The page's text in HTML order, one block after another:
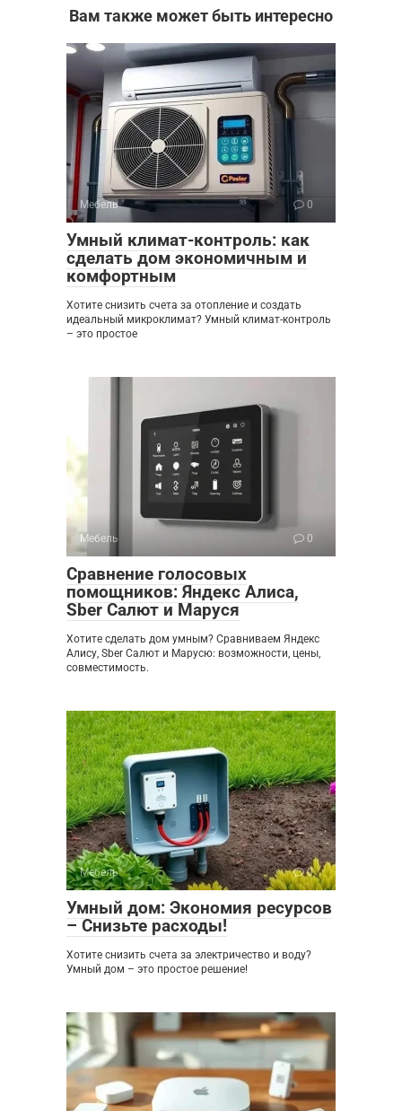
Вам также может быть интересно
Мебель 0
Умный климат-контроль: как
сделать дом экономичным и
комфортным
Хотите снизить счета за отопление и создать
идеальный микроклимат? Умный климат-контроль
– это простое
Мебель 0
Сравнение голосовых
помощников: Яндекс Алиса,
Sber Салют и Маруся
Хотите сделать дом умным? Сравниваем Яндекс
Алису, Sber Салют и Марусю: возможности, цены,
совместимость.
Мебель 0
Умный дом: Экономия ресурсов
– Снизьте расходы!
Хотите снизить счета за электричество и воду?
Умный дом – это простое решение!